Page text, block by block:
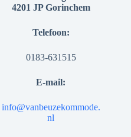
4201 JP Gorinchem
Telefoon:
0183-631515
E-mail:
info@vanbeuzekommode.
nl